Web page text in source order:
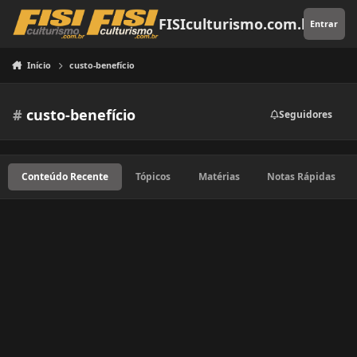
Pular para o conteúdo
FISIculturismo.com.brEntrar
Início custo-benefício
#custo-benefício Seguidores
Conteúdo Recente Tópicos Matérias Notas Rápidas